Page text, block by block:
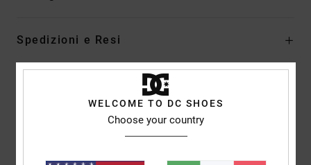
Spedizioni e Resi
Recensioni dei clientiWELCOME TO DC SHOES
Choose your country